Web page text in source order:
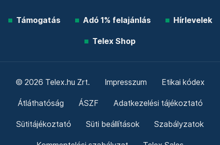
Támogatás Adó 1% felajánlás Hírlevelek
Telex Shop
© 2026 Telex.hu Zrt. Impresszum Etikai kódex
Átláthatóság ÁSZF Adatkezelési tájékoztató
Sütitájékoztató Süti beállítások Szabályzatok